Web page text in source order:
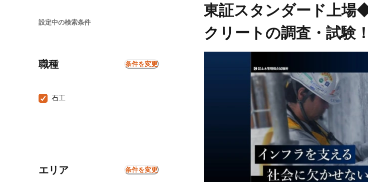
設定中の検索条件
職種 条件を変更
石工
エリア 条件を変更
東証スタンダード上場
クリートの調査・試験